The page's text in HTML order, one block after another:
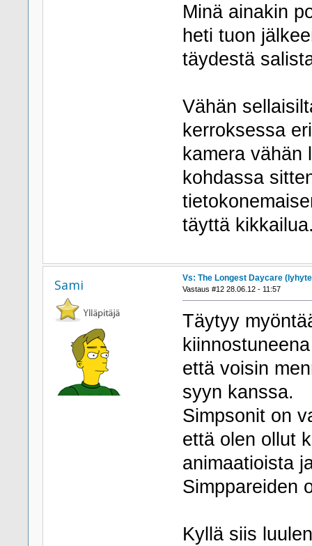
Minä ainakin
heti tuon
täydestä
Vähän
kerroksessa
kamera vähän
kohdassa
täyttä
Sami Vs: The Longest Daycare
Vastaus #12 28.06.12 - 11:57
Täytyy
että voisin
syyn kanssa.
Simpsonit on
että olen ollut
animaatioista
Simppareiden
Kyllä siis